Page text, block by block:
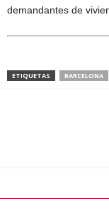
demandantes de
ETIQUETAS BARCELONA